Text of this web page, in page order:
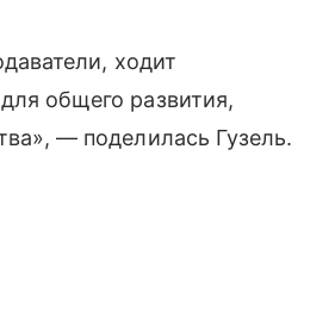
ходит
общего развития,
— поделилась Гузель.